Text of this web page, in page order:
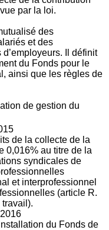
par la loi.
des
et des
Il définit
du Fonds pour le
ainsi que les règles de
de gestion du
de la collecte de la
0,016% au titre de la
syndicales de
et interprofessionnel
(article R.
travail).
du Fonds de